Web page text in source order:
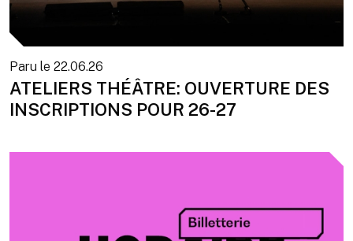
Paru le 22.06.26
ATELIERS THÉÂTRE: OUVERTURE DES
INSCRIPTIONS POUR 26-27